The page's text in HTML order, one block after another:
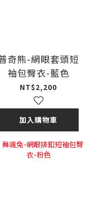
奇熊-網眼套頭短
袖包臀衣-藍色
NT$2,200
加入購物車